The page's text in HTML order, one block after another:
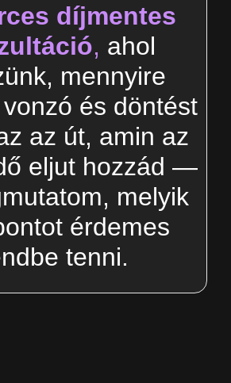
díjmentes
, ahol
mennyire
és döntést
az út, amin az
eljut hozzád —
melyik
érdemes
tenni.